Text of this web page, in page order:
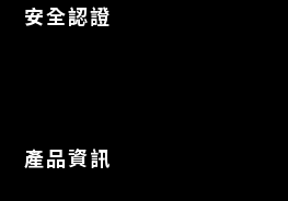
安全認證
產品資訊